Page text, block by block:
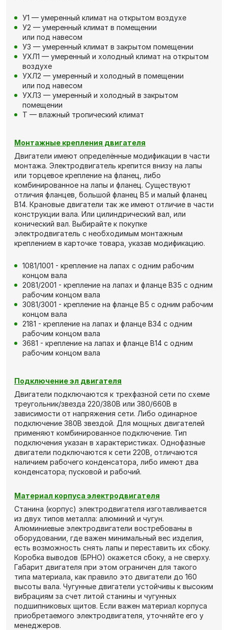
У1 — умеренный климат на открытом воздухе
У2 — умеренный климат в помещении
или под навесом
У3 — умеренный климат в закрытом помещении
УХЛ1 — умеренный и холодный климат на открытом
воздухе
УХЛ2 — умеренный и холодный в помещении
или под навесом
УХЛ3 — умеренный и холодный в закрытом
помещении
Т — влажный тропический климат
Монтажные крепления двигателя
Двигатели имеют определённые модификации в части
монтажа. Электродвигатель крепится внизу на лапы
или торцевое крепление на фланец, либо
комбинированное на лапы и фланец. Существуют
отличия фланцев, большой фланец В5 и малый фланец
В14. Крановые двигатели так же имеют отличие в части
конструкции вала. Или цилиндрический вал, или
конический вал. Выбирайте к покупке
электродвигатель с необходимым монтажным
креплением в карточке товара, указав модификацию.
1081/1001 - крепление на лапах с одним рабочим
концом вала
2081/2001 - крепление на лапах и фланце В35 с одним
рабочим концом вала
3081/3001 - крепление на фланце В5 с одним рабочим
концом вала
2181 - крепление на лапах и фланце В34 с одним
рабочим концом вала
3681 - крепление на лапах и фланце В14 с одним
рабочим концом вала
Подключение эл двигателя
Двигатели подключаются к трехфазной сети по схеме
треугольник/звезда 220/380В или 380/660В в
зависимости от напряжения сети. Либо одинарное
подключение 380В звездой. Для мощных двигателей
применяют комбинированное подключение. Тип
подключения указан в характеристиках. Однофазные
двигатели подключаются к сети 220В, отличаются
наличием рабочего конденсатора, либо имеют два
конденсатора; пусковой и рабочий.
Материал корпуса электродвигателя
Станина (корпус) электродвигателя изготавливается
из двух типов металла: алюминий и чугун.
Алюминиевые электродвигатели востребованы в
оборудовании, где важен минимальный вес изделия,
есть возможность снять лапы и переставить их сбоку.
Коробка выводов (БРНО) окажется сбоку, а не сверху.
Габарит двигателя при этом ограничен для такого
типа материала, как правило это двигатели до 160
высоты вала. Чугунные двигатели устойчивы к высоким
вибрациям за счет литой станины и чугунных
подшипниковых щитов. Если важен материал корпуса
приобретаемого электродвигателя, уточняйте его у
менеджеров.